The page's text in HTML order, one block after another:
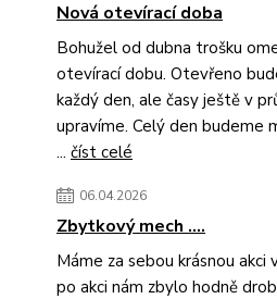
Nová otevírací doba
Bohužel od dubna trošku
otevírací dobu. Otevřeno
každý den, ale časy ještě v
upravíme. Celý den budeme
... číst celé
06.04.2026
Zbytkový mech ....
Máme za sebou krásnou akci
po akci nám zbylo hodně